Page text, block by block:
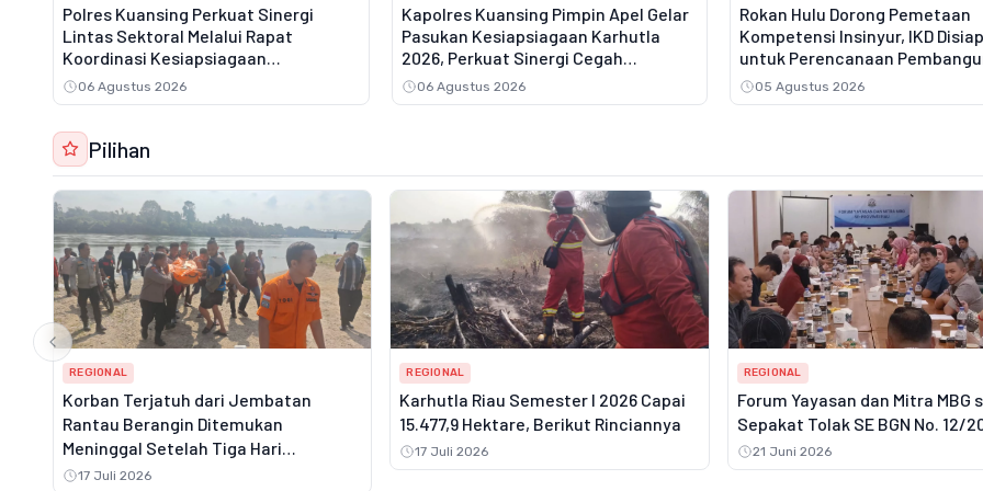
Polres Kuansing Perkuat Sinergi
Lintas Sektoral Melalui Rapat
Koordinasi Kesiapsiagaan
Penanganan Karhutla
06 Agustus 2026
Kapolres Kuansing Pimpin Apel Gelar
Pasukan Kesiapsiagaan Karhutla
2026, Perkuat Sinergi Cegah
Kebakaran Hutan dan Lahan
06 Agustus 2026
Rokan Hulu Dorong Pemetaan
Kompetensi Insinyur, IKD
untuk Perencanaan
05 Agustus 2026
Pilihan
REGIONAL
Korban Terjatuh dari Jembatan
Rantau Berangin Ditemukan
Meninggal Setelah Tiga Hari
Pencarian
17 Juli 2026
REGIONAL
Karhutla Riau Semester I 2026 Capai
15.477,9 Hektare, Berikut Rinciannya
17 Juli 2026
REGIONAL
Forum Yayasan dan Mitra MBG
Sepakat Tolak SE BGN No. 12/
21 Juni 2026